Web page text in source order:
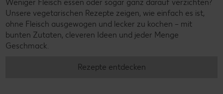
Weniger Fleisch essen oder sogar ganz darauf verzichten?
Unsere vegetarischen Rezepte zeigen, wie einfach es ist,
ohne Fleisch ausgewogen und lecker zu kochen – mit
bunten Zutaten, cleveren Ideen und jeder Menge
Geschmack.
Rezepte entdecken